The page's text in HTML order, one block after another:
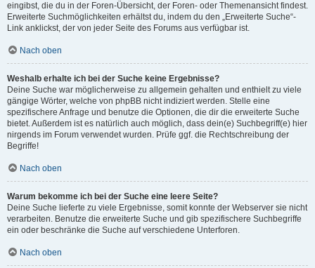
eingibst, die du in der Foren-Übersicht, der Foren- oder Themenansicht findest.
Erweiterte Suchmöglichkeiten erhältst du, indem du den „Erweiterte Suche“-
Link anklickst, der von jeder Seite des Forums aus verfügbar ist.
Nach oben
Weshalb erhalte ich bei der Suche keine Ergebnisse?
Deine Suche war möglicherweise zu allgemein gehalten und enthielt zu viele
gängige Wörter, welche von phpBB nicht indiziert werden. Stelle eine
spezifischere Anfrage und benutze die Optionen, die dir die erweiterte Suche
bietet. Außerdem ist es natürlich auch möglich, dass dein(e) Suchbegriff(e) hier
nirgends im Forum verwendet wurden. Prüfe ggf. die Rechtschreibung der
Begriffe!
Nach oben
Warum bekomme ich bei der Suche eine leere Seite?
Deine Suche lieferte zu viele Ergebnisse, somit konnte der Webserver sie nicht
verarbeiten. Benutze die erweiterte Suche und gib spezifischere Suchbegriffe
ein oder beschränke die Suche auf verschiedene Unterforen.
Nach oben